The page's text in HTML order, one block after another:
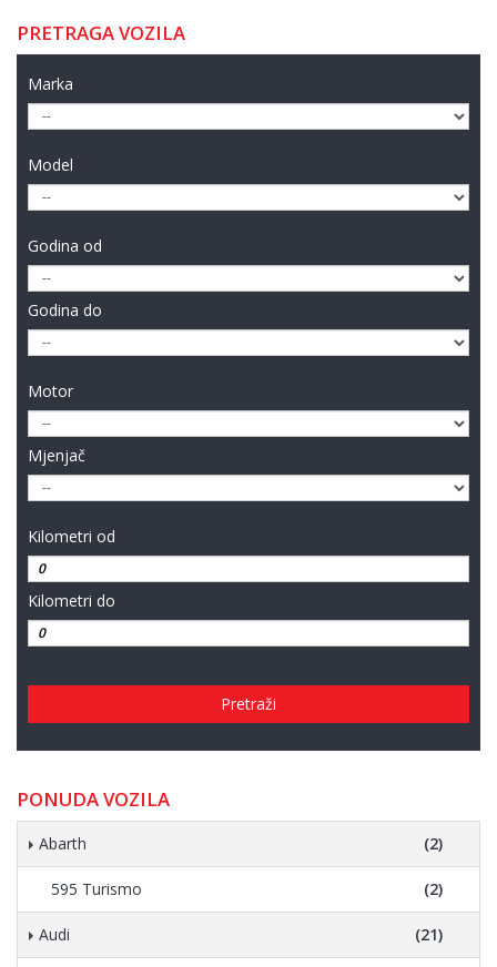
PRETRAGA VOZILA
Marka
Model
Godina od
Godina do
Motor
Mjenjač
Kilometri od
Kilometri do
Pretraži
PONUDA VOZILA
Abarth (2)
595 Turismo (2)
Audi (21)